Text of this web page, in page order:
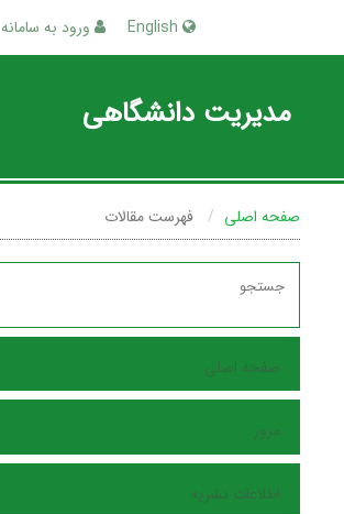
ورود به سامانه
مدیریت دانشگاهی
صفحه اصلی فهرست مقالات
صفحه اصلی
مرور
اطلاعات نشریه